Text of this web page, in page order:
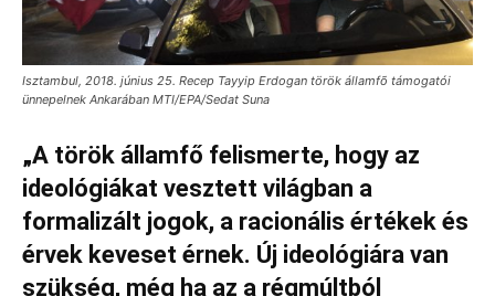
Isztambul, 2018. június 25. Recep Tayyip Erdogan török államfõ támogatói
ünnepelnek Ankarában MTI/EPA/Sedat Suna
„A török államfő felismerte, hogy az
ideológiákat vesztett világban a
formalizált jogok, a racionális értékek és
érvek keveset érnek. Új ideológiára van
szükség, még ha az a régmúltból